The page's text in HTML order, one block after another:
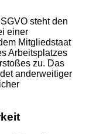
steht den
einer
Mitgliedstaat
Arbeitsplatzes
zu. Das
anderweitiger